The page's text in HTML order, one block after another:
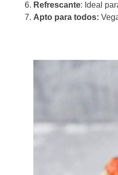
Refrescante: Ideal
Apto para todos: